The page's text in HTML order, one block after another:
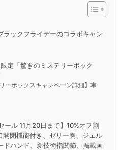
ラックフライデーのコラボキャン
定「驚きのミステリーボック
ーボックスキャンペーン詳細】🕸
ール 11月20日まで】10%オフ割
開閉機能付き、ゼリ一胸、ジェル
ドハンド、新技術指関節、掲載画